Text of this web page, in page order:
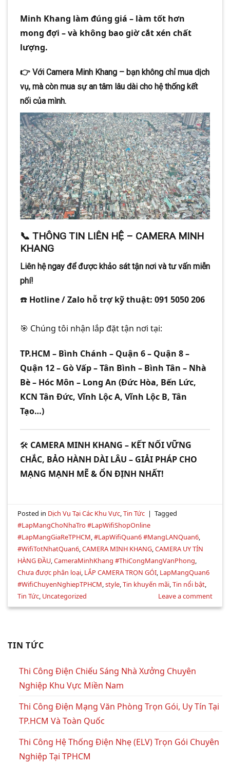
Minh Khang làm đúng giá – làm tốt hơn
mong đợi – và không bao giờ cắt xén chất
lượng.
👉 Với Camera Minh Khang – bạn không chỉ mua dịch
vụ, mà còn mua sự an tâm lâu dài cho hệ thống kết
nối của mình.
📞 THÔNG TIN LIÊN HỆ – CAMERA MINH
KHANG
Liên hệ ngay để được khảo sát tận nơi và tư vấn miễn
phí!
☎️ Hotline / Zalo hỗ trợ kỹ thuật: 091 5050 206
🎯 Chúng tôi nhận lắp đặt tận nơi tại:
TP.HCM – Bình Chánh – Quận 6 – Quận 8 –
Quận 12 – Gò Vấp – Tân Bình – Bình Tân – Nhà
Bè – Hóc Môn – Long An (Đức Hòa, Bến Lức,
KCN Tân Đức, Vĩnh Lộc A, Vĩnh Lộc B, Tân
Tạo…)
🛠️ CAMERA MINH KHANG – KẾT NỐI VỮNG
CHẮC, BẢO HÀNH DÀI LÂU – GIẢI PHÁP CHO
MẠNG MẠNH MẼ & ỔN ĐỊNH NHẤT!
Posted in Dịch Vụ Tại Các Khu Vực,Tin Tức | Tagged
#LapMangChoNhaTro #LapWifiShopOnline
#LapMangGiaReTPHCM,#LapWifiQuan6 #MangLANQuan6,
#WifiTotNhatQuan6,CAMERA MINH KHANG,CAMERA UY TÍN
HÀNG ĐẦU,CameraMinhKhang #ThiCongMangVanPhong,
Chưa được phân loại, LẮP CAMERA TRỌN GÓI, LapMangQuan6
#WifiChuyenNghiepTPHCM,style,Tin khuyến mãi,Tin nổi bật,
Tin Tức, Uncategorized Leave a comment
TIN TỨC
Thi Công Điện Chiếu Sáng Nhà Xưởng Chuyên
Nghiệp Khu Vực Miền Nam
Thi Công Điện Mạng Văn Phòng Trọn Gói, Uy Tín Tại
TP.HCM Và Toàn Quốc
Thi Công Hệ Thống Điện Nhẹ (ELV) Trọn Gói Chuyên
Nghiệp Tại TPHCM